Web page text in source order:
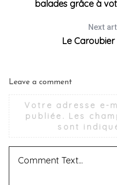
balades grâce à
Next
Le Caroubier
Leave a comment
Votre adresse e-
publiée. Les
sont